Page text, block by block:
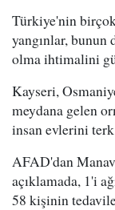
Türkiye'nin
yangınlar, bunun
olma ihtimalini
Kayseri,
meydana gelen
insan evlerini
AFAD'dan
açıklamada, 1'i
58 kişinin